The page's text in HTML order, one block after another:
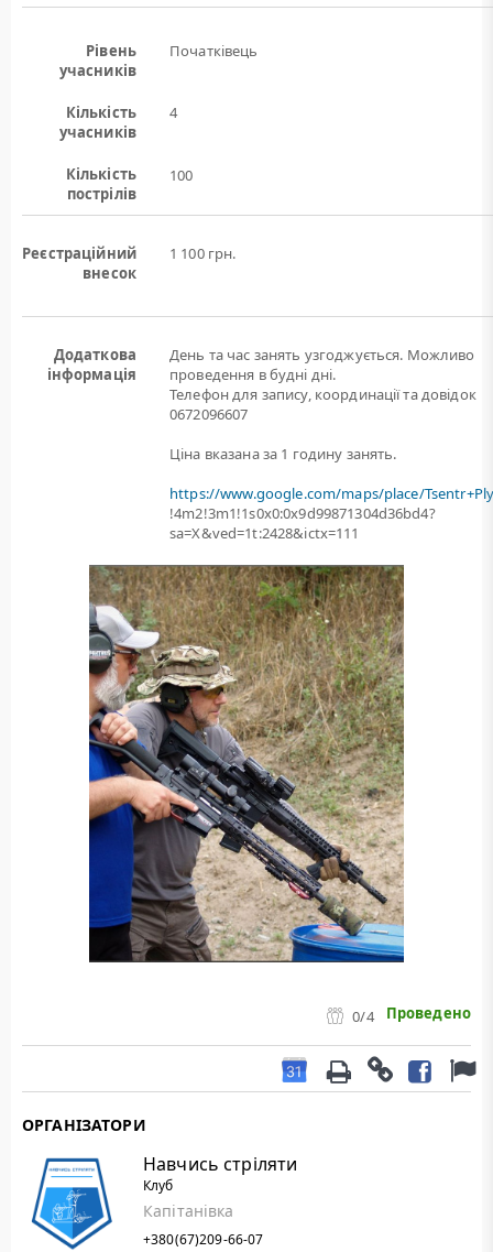
Рівень
учасників
Початківець
Кількість
учасників
4
Кількість
пострілів
100
Реєстраційний
внесок
1 100 грн.
Додаткова
інформація
День та час занять узгоджується. Можливо
проведення в будні дні.
Телефон для запису, координації та довідок
0672096607
Ціна вказана за 1 годину занять.
https://www.google.com/maps/place/
!4m2!3m1!1s0x0:0x9d99871304d36bd4?
sa=X&ved=1t:2428&ictx=111
0/4 Проведено
ОРГАНІЗАТОРИ
Навчись стріляти
Клуб
Капітанівка
+380(67)209-66-07